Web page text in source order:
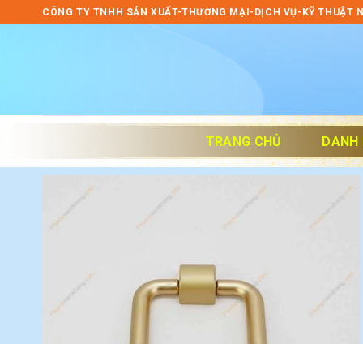
to
CÔNG TY TNHH SẢN XUẤT-THƯƠNG MẠI-DỊCH VỤ-KỸ THUẬT
TRANG CHỦ DANH